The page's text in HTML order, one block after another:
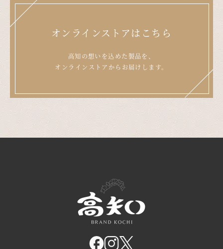
オンラインストアはこちら
高知の想いを込めた製品を、
オンラインストアからお届けします。